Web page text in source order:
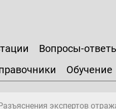
Вопросы-
Обучение
экспертов